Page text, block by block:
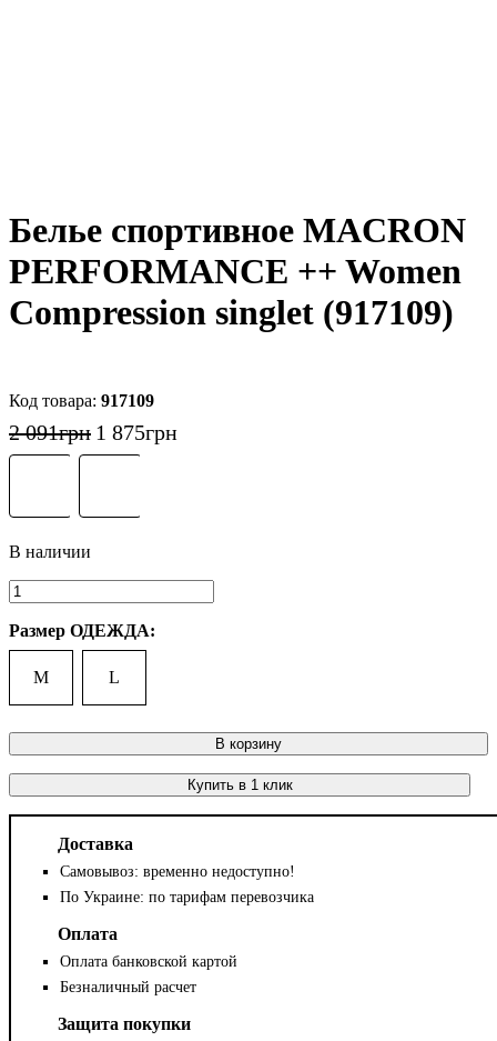
Белье спортивное MACRON
PERFORMANCE ++ Women
Compression singlet (917109)
917109
2 091грн 1 875грн
Размер ОДЕЖДА:
M L
В корзину
Купить в 1 клик
Доставка
Самовывоз: временно недоступно!
По Украине: по тарифам перевозчика
Оплата
Оплата банковской картой
Безналичный расчет
Защита покупки